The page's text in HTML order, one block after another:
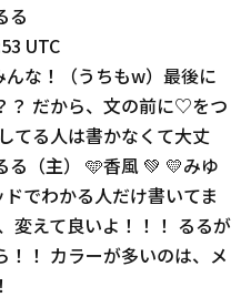
る
UTC
な！（うちもw）最後に
？ だから、文の前に♡をつ
てる人は書かなくて大丈
（主） 🩵香風 💚 💛みゆ
でわかる人だけ書いてま
変えて良いよ！！！ るるが
！ カラーが多いのは、メ